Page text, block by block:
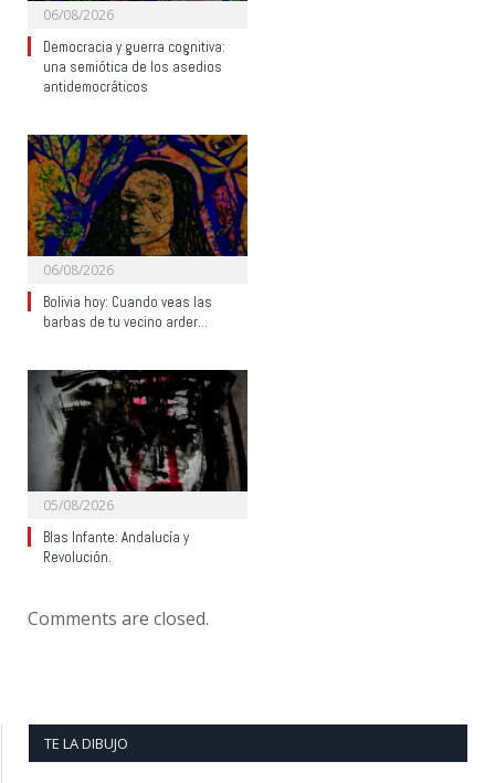
06/08/2026
Democracia y guerra cognitiva:
una semiótica de los asedios
antidemocráticos
06/08/2026
Bolivia hoy: Cuando veas las
barbas de tu vecino arder…
05/08/2026
Blas Infante: Andalucía y
Revolución.
Comments are closed.
TE LA DIBUJO